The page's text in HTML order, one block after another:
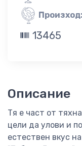
Произход:
13465
Описание
Тя е част от
цели да улови и
естествен вкус